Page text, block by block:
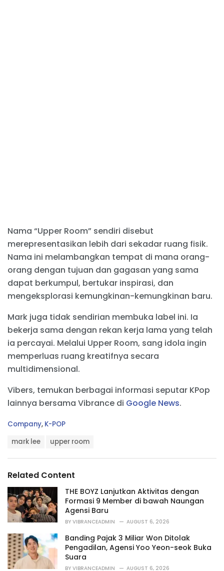
Nama “Upper Room” sendiri disebut
merepresentasikan lebih dari sekadar ruang fisik.
Nama ini melambangkan tempat di mana orang-
orang dengan tujuan dan gagasan yang sama
dapat berkumpul, bertukar inspirasi, dan
mengeksplorasi kemungkinan-kemungkinan baru.
Mark juga tidak sendirian membuka label ini. Ia
bekerja sama dengan rekan kerja lama yang telah
ia percayai. Melalui Upper Room, sang idola ingin
memperluas ruang kreatifnya secara
multidimensional.
Vibers, temukan berbagai informasi seputar KPop
lainnya bersama Vibrance di Google News.
C
r
i
e
s
:
Company, K-POP
:
mark lee upper room
Related Content
THE BOYZ Lanjutkan Aktivitas dengan
Formasi 9 Member di bawah Naungan
Agensi Baru
BY VIBRANCEADMIN AUGUST 6, 2026
Banding Pajak 3 Miliar Won Ditolak
Pengadilan, Agensi Yoo Yeon-seok Buka
Suara
BY VIBRANCEADMIN AUGUST 6, 2026